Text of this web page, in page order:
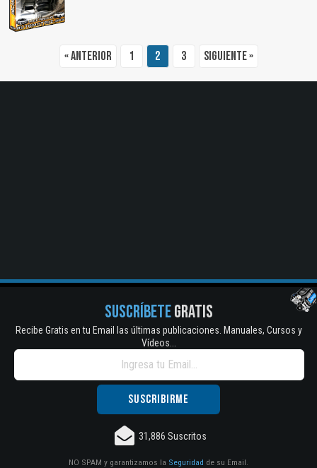
« Anterior 1 2 3 Siguiente »
SUSCRÍBETEGRATIS
Recibe Gratis en tu Email las últimas publicaciones. Manuales, Cursos y
Vídeos...
31,886 Suscritos
NO SPAM y garantizamos la Seguridad de su Email.